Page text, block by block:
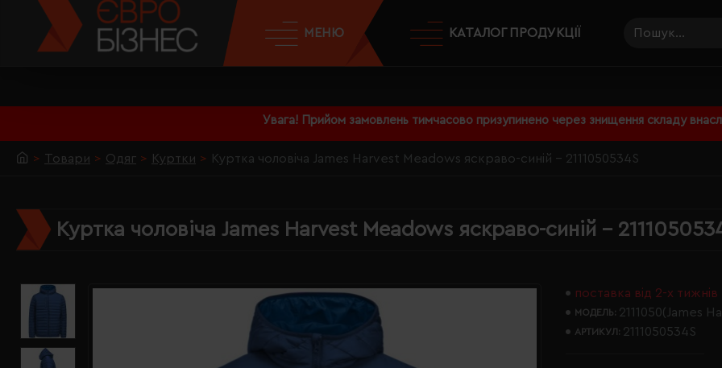
Увага! Прийом замовлень тимчасово призупинено через знищення складу
МЕНЮ КАТАЛОГ ПРОДУКЦІЇ
Товари Одяг Куртки Куртка чоловіча James Harvest Meadows яскраво-синій - 2111050534S
Куртка чоловіча James Harvest Meadows яскраво-синій -
поставка від 2-х тижнів
МОДЕЛЬ: 2111050(James
АРТИКУЛ: 2111050534S